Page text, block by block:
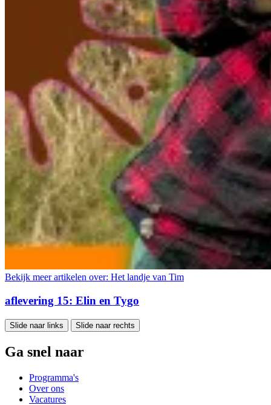
Bekijk meer artikelen over: Het landje van Tim
aflevering 15: Elin en Tygo
Slide naar links Slide naar rechts
Ga snel naar
Programma's
Over ons
Vacatures